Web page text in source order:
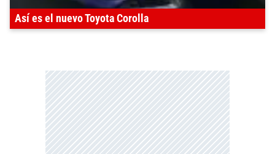
Así es el nuevo Toyota Corolla